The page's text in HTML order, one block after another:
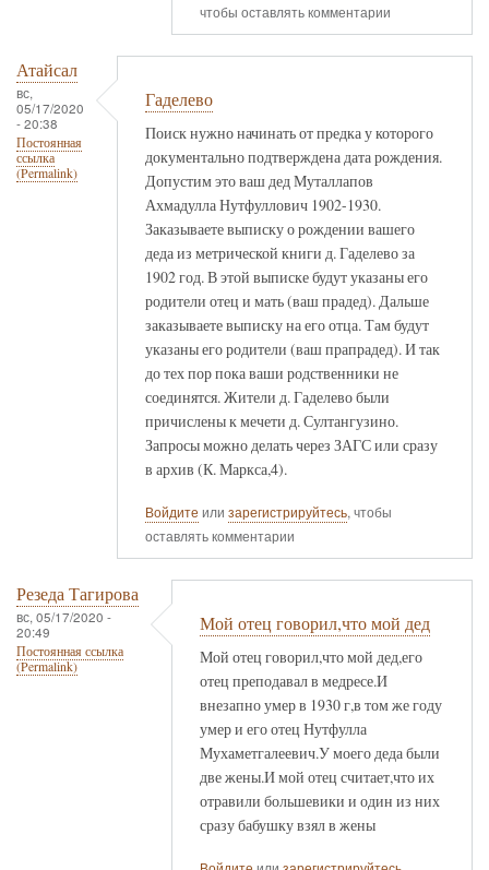
чтобы оставлять комментарии
Атайсал
вс,
05/17/2020
- 20:38
Постоянная
ссылка
(Permalink)
Гаделево
Поиск нужно начинать от предка у которого
документально подтверждена дата рождения.
Допустим это ваш дед Муталлапов
Ахмадулла Нутфуллович 1902-1930.
Заказываете выписку о рождении вашего
деда из метрической книги д. Гаделево за
1902 год. В этой выписке будут указаны его
родители отец и мать (ваш прадед). Дальше
заказываете выписку на его отца. Там будут
указаны его родители (ваш прапрадед). И так
до тех пор пока ваши родственники не
соединятся. Жители д. Гаделево были
причислены к мечети д. Султангузино.
Запросы можно делать через ЗАГС или сразу
в архив (К. Маркса,4).
Войдите или зарегистрируйтесь, чтобы
оставлять комментарии
Резеда Тагирова
вс, 05/17/2020 -
20:49
Постоянная ссылка
(Permalink)
Мой отец говорил,что мой дед
Мой отец говорил,что мой дед,его
отец преподавал в медресе.И
внезапно умер в 1930 г,в том же году
умер и его отец Нутфулла
Мухаметгалеевич.У моего деда были
две жены.И мой отец считает,что их
отравили большевики и один из них
сразу бабушку взял в жены